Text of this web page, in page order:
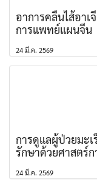
อาการคลื่นไส้อา
การแพทย์แผนจีน
24 มี.ค. 2569
การดูแลผู้ป่วยมะ
รักษาด้วยศาสตร์
24 มี.ค. 2569